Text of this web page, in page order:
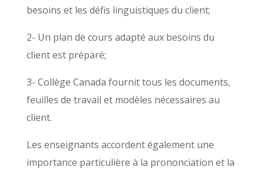
besoins et les défis linguistiques du client;
2- Un plan de cours adapté aux besoins du
client est préparé;
3- Collège Canada fournit tous les documents,
feuilles de travail et modèles nécessaires au
client.
Les enseignants accordent également une
importance particulière à la prononciation et la